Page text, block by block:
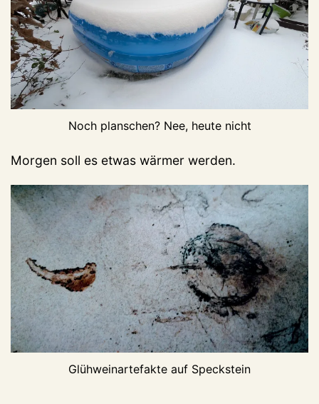
Noch planschen? Nee, heute nicht
Morgen soll es etwas wärmer werden.
Glühweinartefakte auf Speckstein